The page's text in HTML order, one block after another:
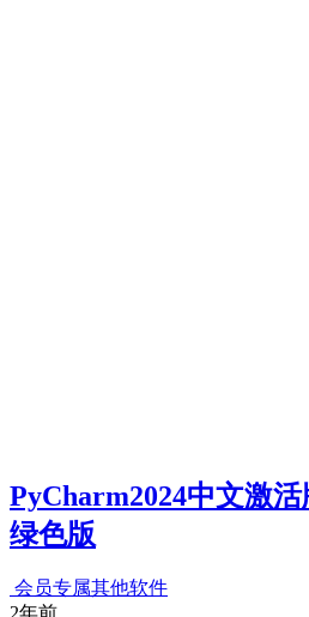
PyCharm2024中文激活
绿色版
会员专属其他软件